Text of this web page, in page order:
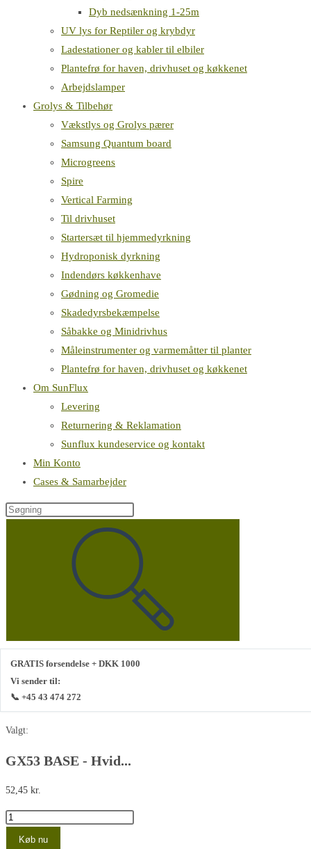
Dyb nedsænkning 1-25m
UV lys for Reptiler og krybdyr
Ladestationer og kabler til elbiler
Plantefrø for haven, drivhuset og køkkenet
Arbejdslamper
Grolys & Tilbehør
Vækstlys og Grolys pærer
Samsung Quantum board
Microgreens
Spire
Vertical Farming
Til drivhuset
Startersæt til hjemmedyrkning
Hydroponisk dyrkning
Indendørs køkkenhave
Gødning og Gromedie
Skadedyrsbekæmpelse
Såbakke og Minidrivhus
Måleinstrumenter og varmemåtter til planter
Plantefrø for haven, drivhuset og køkkenet
Om SunFlux
Levering
Returnering & Reklamation
Sunflux kundeservice og kontakt
Min Konto
Cases & Samarbejder
Søg
GRATIS forsendelse + DKK 1000
Vi sender til:
📞 +45 43 474 272
Valgt:
GX53 BASE - Hvid...
52,45 kr.
GX53
BASE
Køb nu